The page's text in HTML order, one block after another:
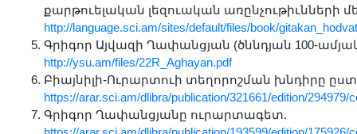
քարթուելական լեզուական առընչութիւնների
http://language.sci.am/sites/default/files/book/
Գրիգոր Այվազի Ղափանցյան (ծննդյան 100-
http://ysu.am/files/22R_Aghayan.pdf
Բիայնիլի-Ուրարտուի տեղորոշման խնդիրը
https://arar.sci.am/dlibra/publication/321661/edition/294979/
Գրիգոր Ղափանցյանը ուրարտագետ.